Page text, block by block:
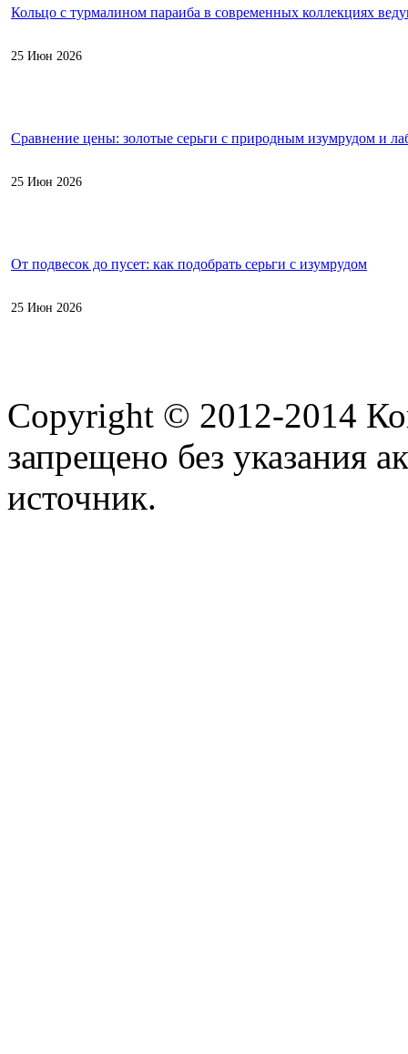
Кольцо с турмалином параиба в современных коллекциях
25 Июн 2026
Сравнение цены: золотые серьги с природным изумрудом и
25 Июн 2026
От подвесок до пусет: как подобрать серьги с изумрудом
25 Июн 2026
Copyright © 2012-2014
запрещено без указания
источник.